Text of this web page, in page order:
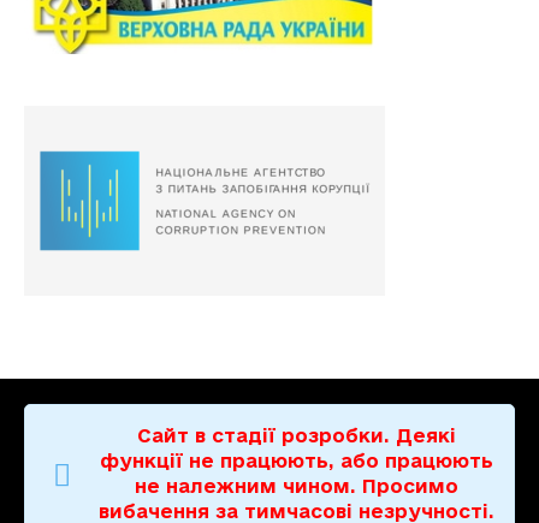
Сайт в стадії розробки. Деякі
функції не працюють, або працюють
не належним чином. Просимо
вибачення за тимчасові незручності.